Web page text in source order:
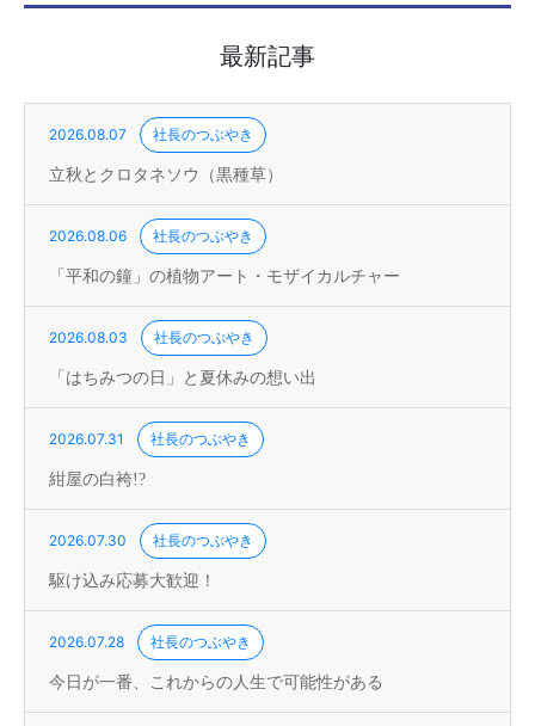
最新記事
2026.08.07 社長のつぶやき
立秋とクロタネソウ（黒種草）
2026.08.06 社長のつぶやき
「平和の鐘」の植物アート・モザイカルチャー
2026.08.03 社長のつぶやき
「はちみつの日」と夏休みの想い出
2026.07.31 社長のつぶやき
紺屋の白袴!?
2026.07.30 社長のつぶやき
駆け込み応募大歓迎！
2026.07.28 社長のつぶやき
今日が一番、これからの人生で可能性がある